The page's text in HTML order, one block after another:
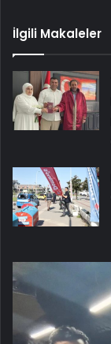
İlgili Makaleler